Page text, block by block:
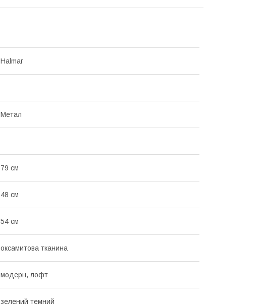
Halmar
Метал
79 см
48 см
54 см
оксамитова тканина
модерн, лофт
зелений темний